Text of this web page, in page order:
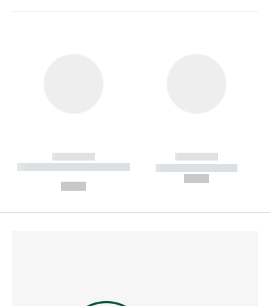
------------
----------- ----------- --------
------------
----------- -----------